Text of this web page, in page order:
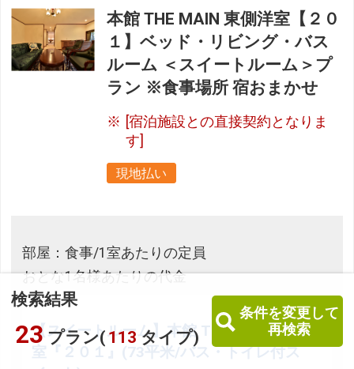
検索結果
23 プラン(113 タイプ)
条件を変更して
再検索
本館 THE MAIN 東側洋室【２０
１】ベッド・リビング・バス
ルーム ＜スイートルーム＞プ
ラン ※食事場所 宿おまかせ
[宿泊施設との直接契約となりま
す]
現地払い
部屋：食事/1室あたりの定員
おとな1名様あたりの代金
【スイートルーム】本館 THE MAIN 洋
室『２０１』(73平米/バス・トイレ付ス